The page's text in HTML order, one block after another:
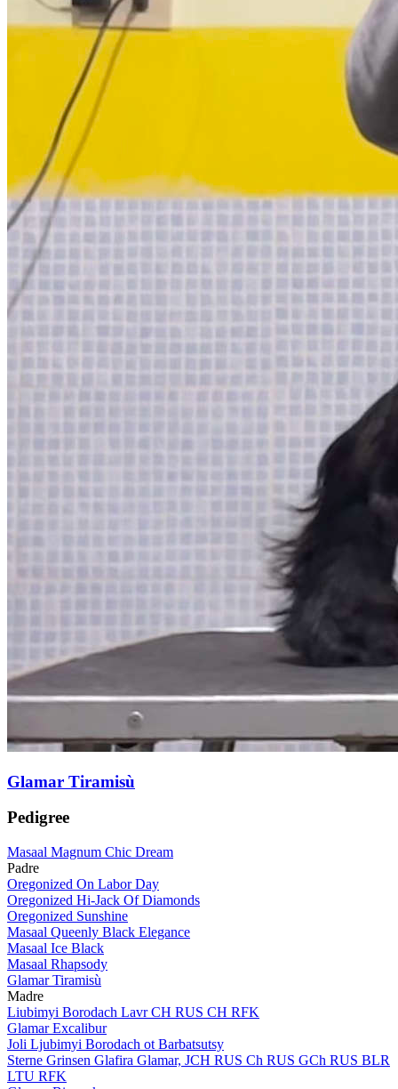
Glamar Tiramisù
Pedigree
Masaal Magnum Chic Dream
Padre
Oregonized On Labor Day
Oregonized Hi-Jack Of Diamonds
Oregonized Sunshine
Masaal Queenly Black Elegance
Masaal Ice Black
Masaal Rhapsody
Glamar Tiramisù
Madre
Liubimyi Borodach Lavr CH RUS CH RFK
Glamar Excalibur
Joli Ljubimyi Borodach ot Barbatsutsy
Sterne Grinsen Glafira Glamar, JCH RUS Ch RUS GCh RUS BLR
LTU RFK